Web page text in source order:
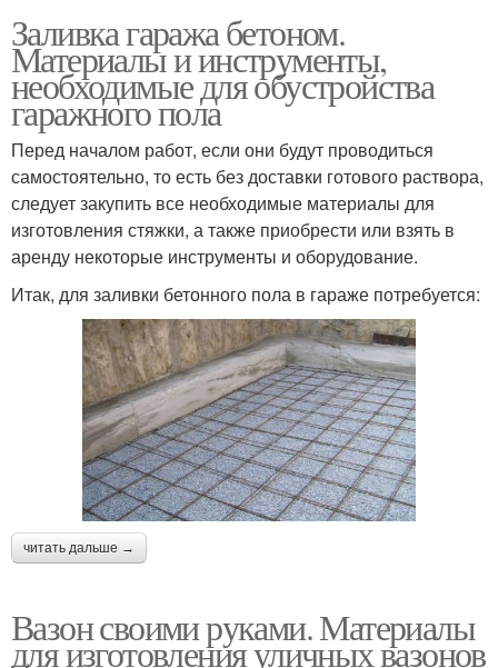
Заливка гаража бетоном.
Материалы и инструменты,
необходимые для обустройства
гаражного пола
Перед началом работ, если они будут проводиться
самостоятельно, то есть без доставки готового раствора,
следует закупить все необходимые материалы для
изготовления стяжки, а также приобрести или взять в
аренду некоторые инструменты и оборудование.
Итак, для заливки бетонного пола в гараже потребуется:
читать дальше →
Вазон своими руками. Материалы
для изготовления уличных вазонов